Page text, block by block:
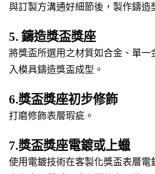
與訂製方溝通好細節後，製作鑄造
5. 鑄造獎盃獎座
將獎盃所選用之材質如合金、單一
入模具鑄造獎盃成型。
6.獎盃獎座初步修飾
打磨修飾表層瑕疵。
7.獎盃獎座電鍍或上蠟
使用電鍍技術在客製化獎盃表層